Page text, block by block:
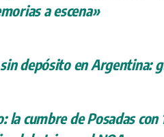
a escena»
depósito en Argentina:
la cumbre de Posadas con